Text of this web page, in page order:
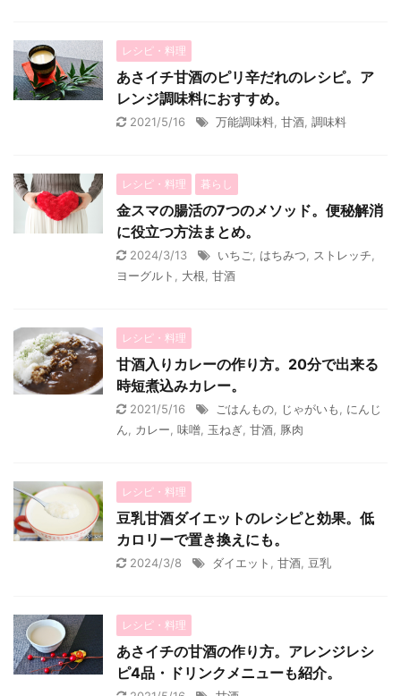
レシピ・料理
あさイチ甘酒のピリ辛だれのレシピ。ア
レンジ調味料におすすめ。
2021/5/16 万能調味料 甘酒 調味料
レシピ・料理 暮らし
金スマの腸活の7つのメソッド。便秘解消
に役立つ方法まとめ。
2024/3/13 いちご はちみつ ストレッチ
ヨーグルト
大根 甘酒
レシピ・料理
甘酒入りカレーの作り方。20分で出来る
時短煮込みカレー。
2021/5/16 ごはんもの じゃがいも
にんじ
ん
カレー 味噌 玉ねぎ 甘酒 豚肉
レシピ・料理
豆乳甘酒ダイエットのレシピと効果。低
カロリーで置き換えにも。
2024/3/8 ダイエット 甘酒 豆乳
レシピ・料理
あさイチの甘酒の作り方。アレンジレシ
ピ4品・ドリンクメニューも紹介。